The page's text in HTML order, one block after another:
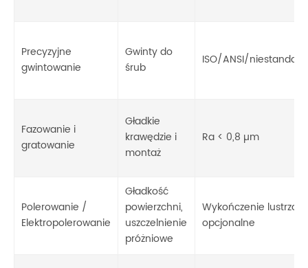
Precyzyjne
gwintowanie
Gwinty do
śrub
ISO/ANSI/
Fazowanie i
gratowanie
Gładkie
krawędzie i
montaż
Ra < 0,8 µm
Polerowanie /
Elektropolerowanie
Gładkość
powierzchni,
uszczelnienie
próżniowe
Wykończenie
opcjonalne